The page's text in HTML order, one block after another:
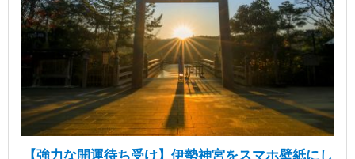
【強力な開運待ち受け】伊勢神宮をスマホ壁紙にし